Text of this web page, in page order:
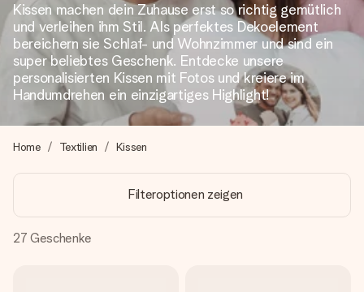
4,8 (basierend auf +15.000 Bewertungen)
Unsere Geschenke begeistern. Kunden bewerten uns mit
4,8 bei Google Reviews (Gesamtergebnis aller Länder, in
die wir versenden).
+49 39292 929695
Montag - Freitag : 8:30 - 17:00 Uhr
Samstag - Sonntag : 8:30 - 13:00 Uhr
Kissen machen dein Zuhause erst so richtig gemütlich
und verleihen ihm Stil. Als perfektes Dekoelement
bereichern sie Schlaf- und Wohnzimmer und sind ein
super beliebtes Geschenk. Entdecke unsere
personalisierten Kissen mit Fotos und kreiere im
Handumdrehen ein einzigartiges Highlight!
Home Textilien Kissen
Filteroptionen zeigen
27 Geschenke